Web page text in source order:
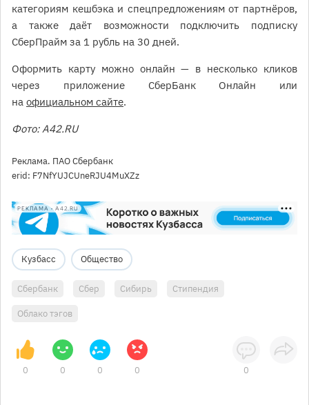
категориям кешбэка и спецпредложениям от партнёров,
а также даёт возможности подключить подписку
СберПрайм за 1 рубль на 30 дней.
Оформить карту можно онлайн — в несколько кликов
через приложение СберБанк Онлайн или
на официальном сайте.
Фото: A42.RU
Реклама. ПАО Сбербанк
erid: F7NfYUJCUneRJU4MuXZz
РЕКЛАМА • A42.RU
Кузбасс Общество
Сбербанк Сбер Сибирь Стипендия
Облако тэгов
0 0 0 0 0